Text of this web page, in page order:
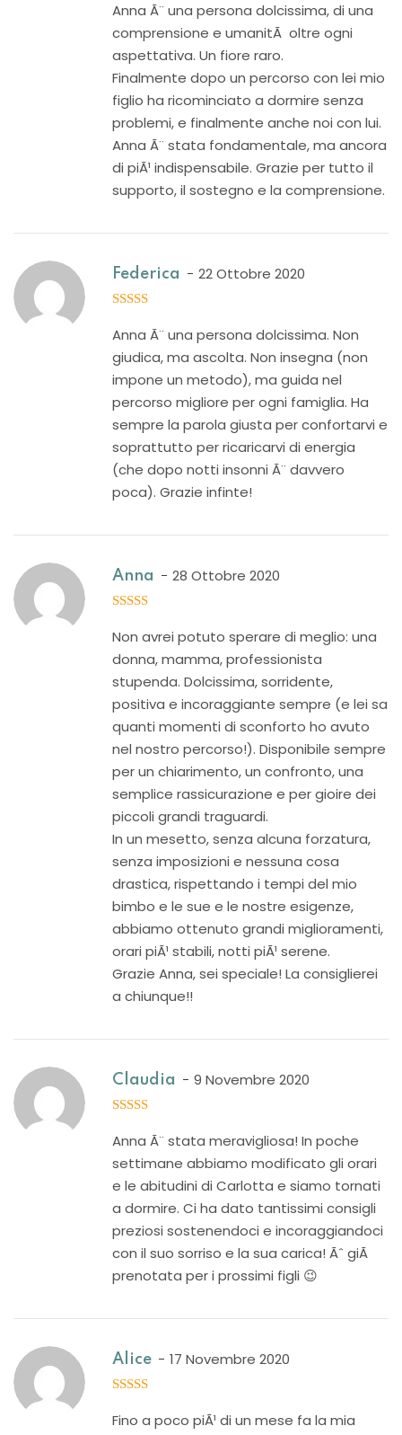
Anna Ã¨ una persona dolcissima, di una
comprensione e umanitÃ oltre ogni
aspettativa. Un fiore raro.
Finalmente dopo un percorso con lei mio
figlio ha ricominciato a dormire senza
problemi, e finalmente anche noi con lui.
Anna Ã¨ stata fondamentale, ma ancora
di piÃ¹ indispensabile. Grazie per tutto il
supporto, il sostegno e la comprensione.
Federica 22 Ottobre 2020
Anna Ã¨ una persona dolcissima. Non
giudica, ma ascolta. Non insegna (non
impone un metodo), ma guida nel
percorso migliore per ogni famiglia. Ha
sempre la parola giusta per confortarvi e
soprattutto per ricaricarvi di energia
(che dopo notti insonni Ã¨ davvero
poca). Grazie infinte!
Anna 28 Ottobre 2020
Non avrei potuto sperare di meglio: una
donna, mamma, professionista
stupenda. Dolcissima, sorridente,
positiva e incoraggiante sempre (e lei sa
quanti momenti di sconforto ho avuto
nel nostro percorso!). Disponibile sempre
per un chiarimento, un confronto, una
semplice rassicurazione e per gioire dei
piccoli grandi traguardi.
In un mesetto, senza alcuna forzatura,
senza imposizioni e nessuna cosa
drastica, rispettando i tempi del mio
bimbo e le sue e le nostre esigenze,
abbiamo ottenuto grandi miglioramenti,
orari piÃ¹ stabili, notti piÃ¹ serene.
Grazie Anna, sei speciale! La consiglierei
a chiunque!!
Claudia 9 Novembre 2020
Anna Ã¨ stata meravigliosa! In poche
settimane abbiamo modificato gli orari
e le abitudini di Carlotta e siamo tornati
a dormire. Ci ha dato tantissimi consigli
preziosi sostenendoci e incoraggiandoci
con il suo sorriso e la sua carica! Ãˆ giÃ
prenotata per i prossimi figli 😉
Alice 17 Novembre 2020
Fino a poco piÃ¹ di un mese fa la mia